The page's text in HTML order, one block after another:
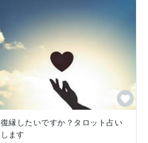
復縁したいですか？タロット占い
します